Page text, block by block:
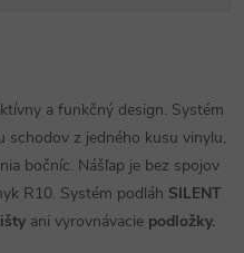
a funkčný design. Systém
schodov z jedného kusu vinylu,
bočníc. Nášľap je bez spojov
R10. Systém podláh SILENT
ani vyrovnávacie podložky.